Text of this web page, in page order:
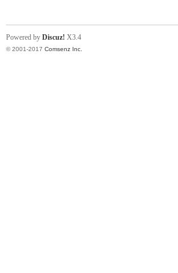
Powered by Discuz! X3.4
© 2001-2017 Comsenz Inc.